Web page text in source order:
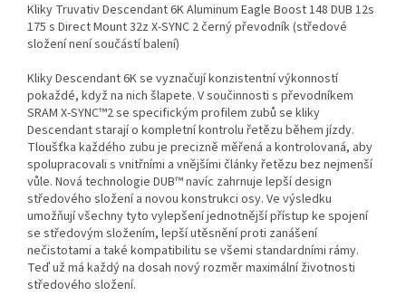
Kliky Truvativ Descendant 6K Aluminum Eagle Boost 148 DUB 12s
175 s Direct Mount 32z X-SYNC 2 černý převodník (středové
složení není součástí balení)
Kliky Descendant 6K se vyznačují konzistentní výkonností
pokaždé, když na nich šlapete. V součinnosti s převodníkem
SRAM X-SYNC™2 se specifickým profilem zubů se kliky
Descendant starají o kompletní kontrolu řetězu během jízdy.
Tloušťka každého zubu je precizně měřená a kontrolovaná, aby
spolupracovali s vnitřními a vnějšími články řetězu bez nejmenší
vůle. Nová technologie DUB™ navíc zahrnuje lepší design
středového složení a novou konstrukci osy. Ve výsledku
umožňují všechny tyto vylepšení jednotnější přístup ke spojení
se středovým složením, lepší utěsnění proti zanášení
nečistotami a také kompatibilitu se všemi standardními rámy.
Teď už má každý na dosah nový rozměr maximální životnosti
středového složení.